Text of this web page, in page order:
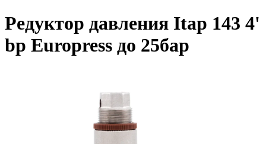
Редуктор давления Itap 143 4'
bp Europress до 25бар